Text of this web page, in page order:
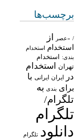
برچسب‌ها
/ «عصر از
استخدام استخدام
بندی: استخدام
تهران
استخدام
در
ایران ایرانی با
برای بندی به
تلگرام/
تلگرام
دانلود تلگرام